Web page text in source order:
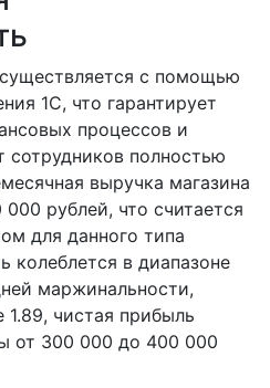
с помощью
1С, что гарантирует
процессов и
сотрудников полностью
выручка магазина
рублей, что считается
для данного типа
колеблется в диапазоне
маржинальности,
чистая прибыль
от 300 000 до 400 000